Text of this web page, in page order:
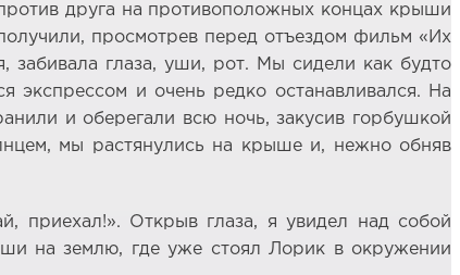
друга на противоположных концах крыши
просмотрев перед отъездом фильм «Их
забивала глаза, уши, рот. Мы сидели как будто
экспрессом и очень редко останавливался. На
и оберегали всю ночь, закусив горбушкой
мы растянулись на крыше и, нежно обняв
приехал!». Открыв глаза, я увидел над собой
на землю, где уже стоял Лорик в окружении